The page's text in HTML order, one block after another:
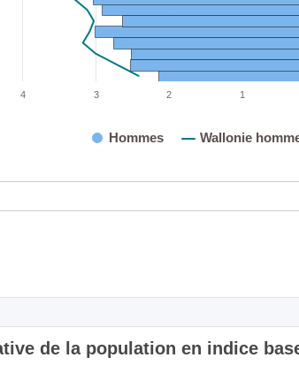
Hommes Wallonie
4 3 2 1
de la population en indice